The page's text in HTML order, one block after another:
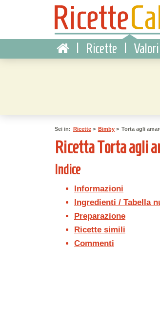
Ricette
Sei in: Ricette > Bimby > Torta agli
Ricetta Torta agli
Indice
Informazioni
Ingredienti / Tabella
Preparazione
Ricette simili
Commenti